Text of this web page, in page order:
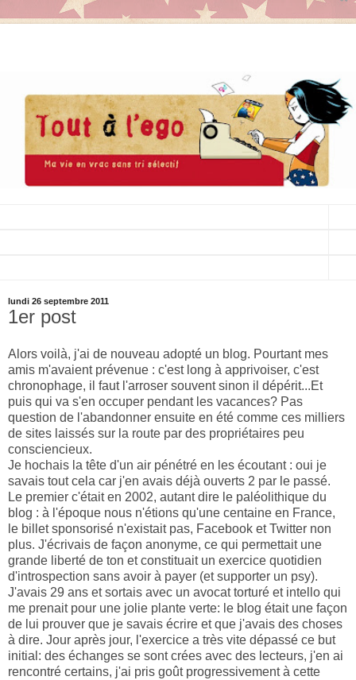
lundi 26 septembre 2011
1er post
Alors voilà, j'ai de nouveau adopté un blog. Pourtant mes
amis m'avaient prévenue : c'est long à apprivoiser, c'est
chronophage, il faut l'arroser souvent sinon il dépérit...Et
puis qui va s'en occuper pendant les vacances? Pas
question de l'abandonner ensuite en été comme ces milliers
de sites laissés sur la route par des propriétaires peu
consciencieux.
Je hochais la tête d'un air pénétré en les écoutant : oui je
savais tout cela car j'en avais déjà ouverts 2 par le passé.
Le premier c'était en 2002, autant dire le paléolithique du
blog : à l'époque nous n'étions qu'une centaine en France,
le billet sponsorisé n'existait pas, Facebook et Twitter non
plus. J'écrivais de façon anonyme, ce qui permettait une
grande liberté de ton et constituait un exercice quotidien
d'introspection sans avoir à payer (et supporter un psy).
J'avais 29 ans et sortais avec un avocat torturé et intello qui
me prenait pour une jolie plante verte: le blog était une façon
de lui prouver que je savais écrire et que j'avais des choses
à dire. Jour après jour, l'exercice a très vite dépassé ce but
initial: des échanges se sont crées avec des lecteurs, j'en ai
rencontré certains, j'ai pris goût progressivement à cette